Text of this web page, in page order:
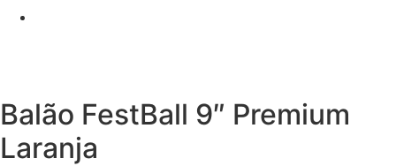
Balão FestBall 9″ Premium
Laranja